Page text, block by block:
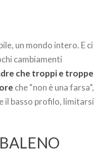
un mondo intero. E ci
cambiamenti
che troppi e troppe
che “non è una farsa”,
il basso profilo, limitarsi